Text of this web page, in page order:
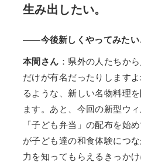
生み出したい。
——今後新しくやってみたい
本間さん ：県外の人たちか
だけが有名だったりします
るような、新しい名物料理
ます。あと、今回の新型ウ
「子ども弁当」の配布を始
が子ども達の和食体験につ
力を知ってもらえるきっか